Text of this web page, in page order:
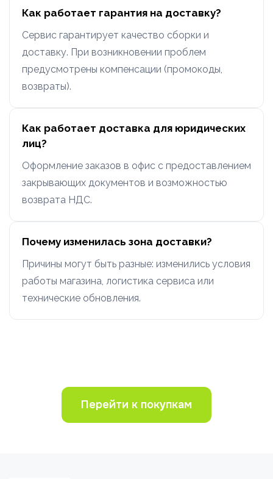
Как работает гарантия на доставку?
Сервис гарантирует качество сборки и
доставку. При возникновении проблем
предусмотрены компенсации (промокоды,
возвраты).
Как работает доставка для юридических
лиц?
Оформление заказов в офис с предоставлением
закрывающих документов и возможностью
возврата НДС.
Почему изменилась зона доставки?
Причины могут быть разные: изменились условия
работы магазина, логистика сервиса или
технические обновления.
Перейти к покупкам